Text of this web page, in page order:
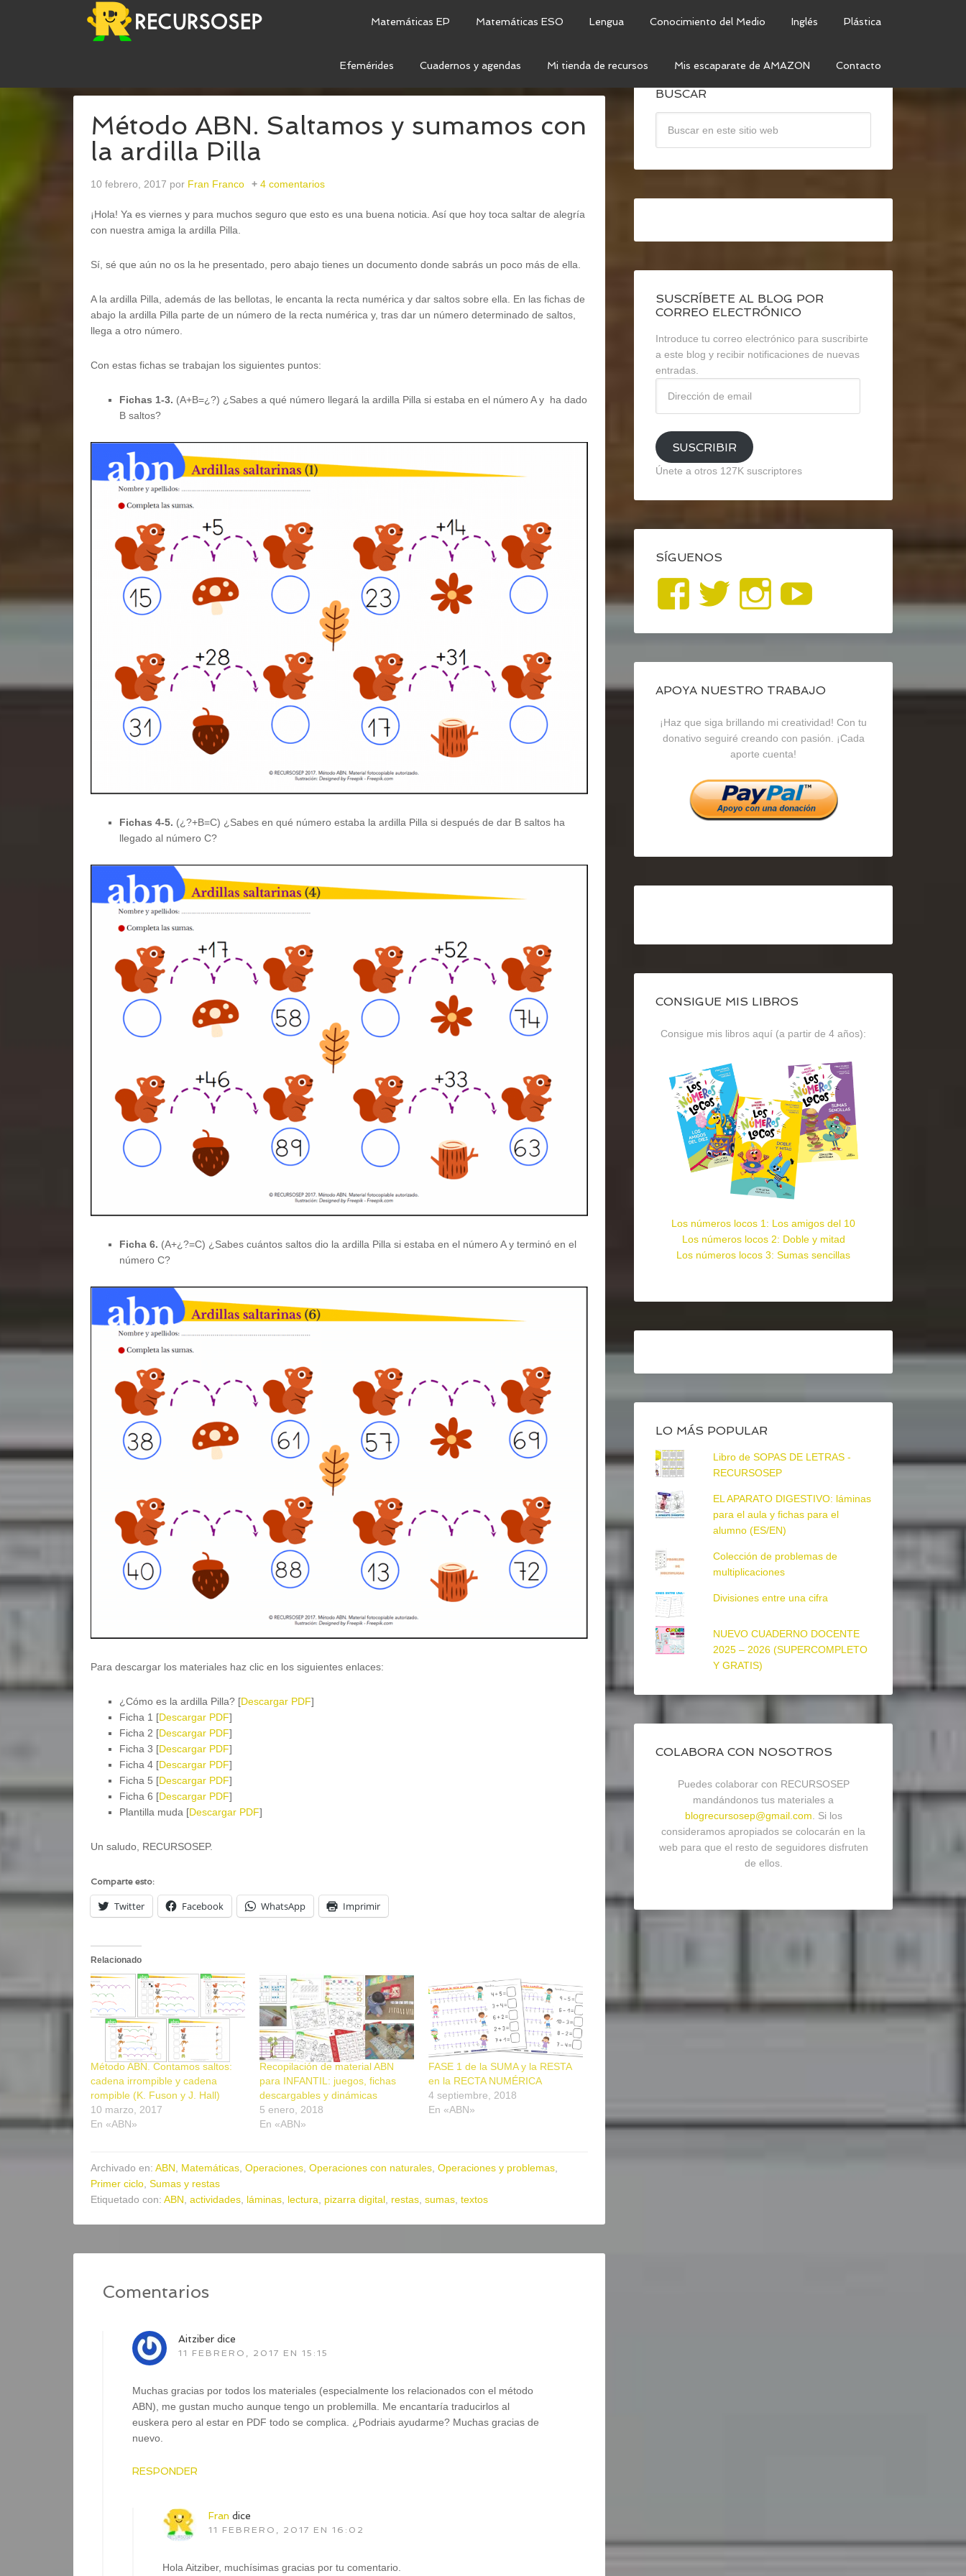
Matemáticas EP Matemáticas ESO Lengua Conocimiento del Medio Inglés Plástica
Efemérides Cuadernos y agendas Mi tienda de recursos Mis escaparate de AMAZON Contacto
MÉTODO ABN. SALTAMOS Y SUMAMOS CON LA ARDILLA PILLA
Método ABN. Saltamos y sumamos con
la ardilla Pilla
10 febrero, 2017 por Fran Franco 4 comentarios
¡Hola! Ya es viernes y para muchos seguro que esto es una buena noticia. Así que hoy toca saltar de alegría
con nuestra amiga la ardilla Pilla.
Sí, sé que aún no os la he presentado, pero abajo tienes un documento donde sabrás un poco más de ella.
A la ardilla Pilla, además de las bellotas, le encanta la recta numérica y dar saltos sobre ella. En las fichas de
abajo la ardilla Pilla parte de un número de la recta numérica y, tras dar un número determinado de saltos,
llega a otro número.
Con estas fichas se trabajan los siguientes puntos:
Fichas 1-3. (A+B=¿?) ¿Sabes a qué número llegará la ardilla Pilla si estaba en el número A y ha dado
B saltos?
Fichas 4-5. (¿?+B=C) ¿Sabes en qué número estaba la ardilla Pilla si después de dar B saltos ha
llegado al número C?
Ficha 6. (A+¿?=C) ¿Sabes cuántos saltos dio la ardilla Pilla si estaba en el número A y terminó en el
número C?
Para descargar los materiales haz clic en los siguientes enlaces:
¿Cómo es la ardilla Pilla? [Descargar PDF]
Ficha 1 [Descargar PDF]
Ficha 2 [Descargar PDF]
Ficha 3 [Descargar PDF]
Ficha 4 [Descargar PDF]
Ficha 5 [Descargar PDF]
Ficha 6 [Descargar PDF]
Plantilla muda [Descargar PDF]
Un saludo, RECURSOSEP.
Comparte esto:
Twitter Facebook WhatsApp Imprimir
Relacionado
Método ABN. Contamos saltos:
cadena irrompible y cadena
rompible (K. Fuson y J. Hall)
10 marzo, 2017
En «ABN»
Recopilación de material ABN
para INFANTIL: juegos, fichas
descargables y dinámicas
5 enero, 2018
En «ABN»
FASE 1 de la SUMA y la RESTA
en la RECTA NUMÉRICA
4 septiembre, 2018
En «ABN»
Archivado en: ABN Matemáticas Operaciones Operaciones con naturales Operaciones y problemas
Primer ciclo Sumas y restas
Etiquetado con: ABN actividades láminas lectura pizarra digital restas sumas textos
Comentarios
Aitziber dice
11 FEBRERO, 2017 EN 15:15
Muchas gracias por todos los materiales (especialmente los relacionados con el método
ABN), me gustan mucho aunque tengo un problemilla. Me encantaría traducirlos al
euskera pero al estar en PDF todo se complica. ¿Podriais ayudarme? Muchas gracias de
nuevo.
RESPONDER
Fran dice
11 FEBRERO, 2017 EN 16:02
Hola Aitziber, muchísimas gracias por tu comentario.
BUSCAR
SUSCRÍBETE AL BLOG POR
CORREO ELECTRÓNICO
Introduce tu correo electrónico para suscribirte
a este blog y recibir notificaciones de nuevas
entradas.
email
SUSCRIBIR
Únete a otros 127K suscriptores
SÍGUENOS
Ver
perfil
de
blogrecursosep
en
Facebook
Ver
perfil
de
recursosep
en
Twitter
Ver
perfil
de
recursosep
en
Instagram
YouTube
APOYA NUESTRO TRABAJO
¡Haz que siga brillando mi creatividad! Con tu
donativo seguiré creando con pasión. ¡Cada
aporte cuenta!
CONSIGUE MIS LIBROS
Consigue mis libros aquí (a partir de 4 años):
Los números locos 1: Los amigos del 10
Los números locos 2: Doble y mitad
Los números locos 3: Sumas sencillas
LO MÁS POPULAR
Libro de SOPAS DE LETRAS -
RECURSOSEP
EL APARATO DIGESTIVO: láminas
para el aula y fichas para el
alumno (ES/EN)
Colección de problemas de
multiplicaciones
Divisiones entre una cifra
NUEVO CUADERNO DOCENTE
2025 – 2026 (SUPERCOMPLETO
Y GRATIS)
COLABORA CON NOSOTROS
Puedes colaborar con RECURSOSEP
mandándonos tus materiales a
blogrecursosep@gmail.com . Si los
consideramos apropiados se colocarán en la
web para que el resto de seguidores disfruten
de ellos.